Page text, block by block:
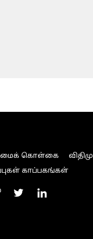
கொள்கை
காப்பகங்கள்